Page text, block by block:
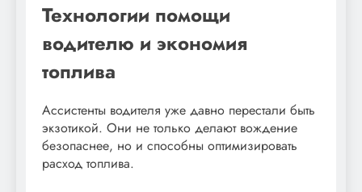
Технологии помощи
водителю и экономия
топлива
Ассистенты водителя уже давно перестали быть
экзотикой. Они не только делают вождение
безопаснее, но и способны оптимизировать
расход топлива.